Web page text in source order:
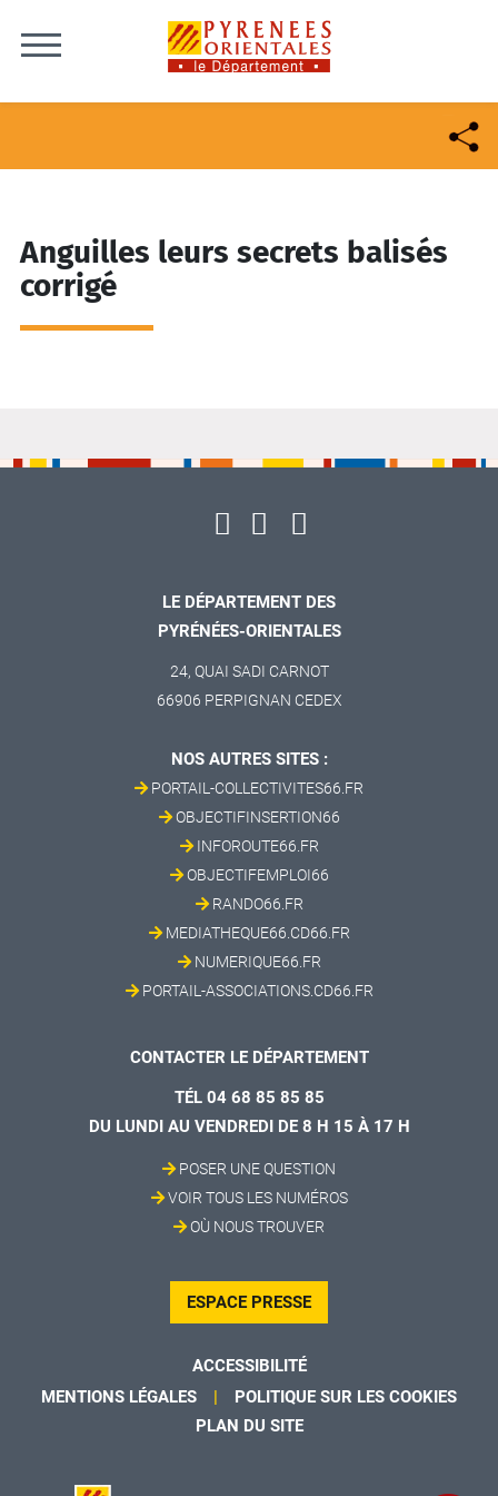
Anguilles leurs secrets balisés
corrigé
LE DÉPARTEMENT DES
PYRÉNÉES-ORIENTALES
24, QUAI SADI CARNOT
66906 PERPIGNAN CEDEX
NOS AUTRES SITES :
PORTAIL-COLLECTIVITES66.FR
OBJECTIFINSERTION66
INFOROUTE66.FR
OBJECTIFEMPLOI66
RANDO66.FR
MEDIATHEQUE66.CD66.FR
NUMERIQUE66.FR
PORTAIL-ASSOCIATIONS.CD66.FR
CONTACTER LE DÉPARTEMENT
TÉL 04 68 85 85 85
DU LUNDI AU VENDREDI DE 8 H 15 À 17 H
POSER UNE QUESTION
VOIR TOUS LES NUMÉROS
OÙ NOUS TROUVER
ESPACE PRESSE
ACCESSIBILITÉ
MENTIONS LÉGALES
POLITIQUE SUR LES COOKIES
PLAN DU SITE